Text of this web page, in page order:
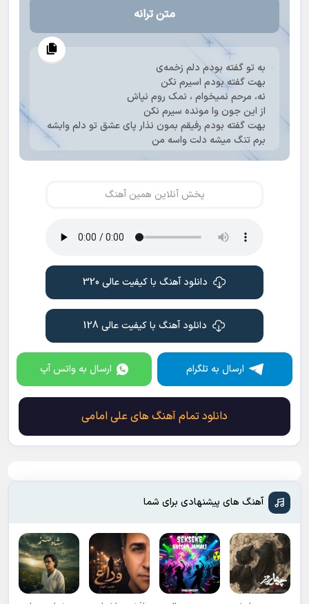
متن ترانه
به تو گفته بودم دلم زخمه‌ی
بهت گفته بودم اسیرم نکن
نه، مرحم نمیخوام ، نمک روم نپاش
از این جون وا مونده سیرم نکن
بهت گفته بودم رفیقم بمون نذار پای عشق تو دلم وابشه
برم تنگ میشه دلت واسه من
بری خاطراتت منو میکشه، منو میکشه
کجا گم شدی، که پیدات کنم، بشینم فقط تماشات کنم
مگه با سلام تو عاشق شدم
کجایی الان، کجای جهان
تو نیستی چشات ازم چی میخوان ؟
کجا گم شدی، که پیدات کنم
بشینم فقط تماشات کنم
پخش آنلاین همین آهنگ
دانلود آهنگ با کیفیت عالی 320
دانلود آهنگ با کیفیت عالی 128
ارسال به تلگرام ارسال به واتس آپ
دانلود تمام آهنگ های علی امامی
آهنگ های پیشنهادی برای شما